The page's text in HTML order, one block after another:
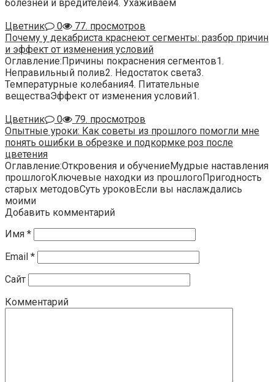
болезней и вредителей4. Ухаживаем
Цветник
0
77. просмотров
Почему у декабриста краснеют сегменты: разбор причин
и эффект от изменения условий
Оглавление:Причины покраснения сегментов1.
Неправильный полив2. Недостаток света3.
Температурные колебания4. Питательные
веществаЭффект от изменения условий1.
Цветник
0
79. просмотров
Опытные уроки: Как советы из прошлого помогли мне
понять ошибки в обрезке и подкормке роз после
цветения
Оглавление:Откровения и обучениеМудрые наставления
прошлогоКлючевые находки из прошлогоПригодность
старых методовСуть уроковЕсли вы наслаждались
моими
Добавить комментарий
Имя *
Email *
Сайт
Комментарий